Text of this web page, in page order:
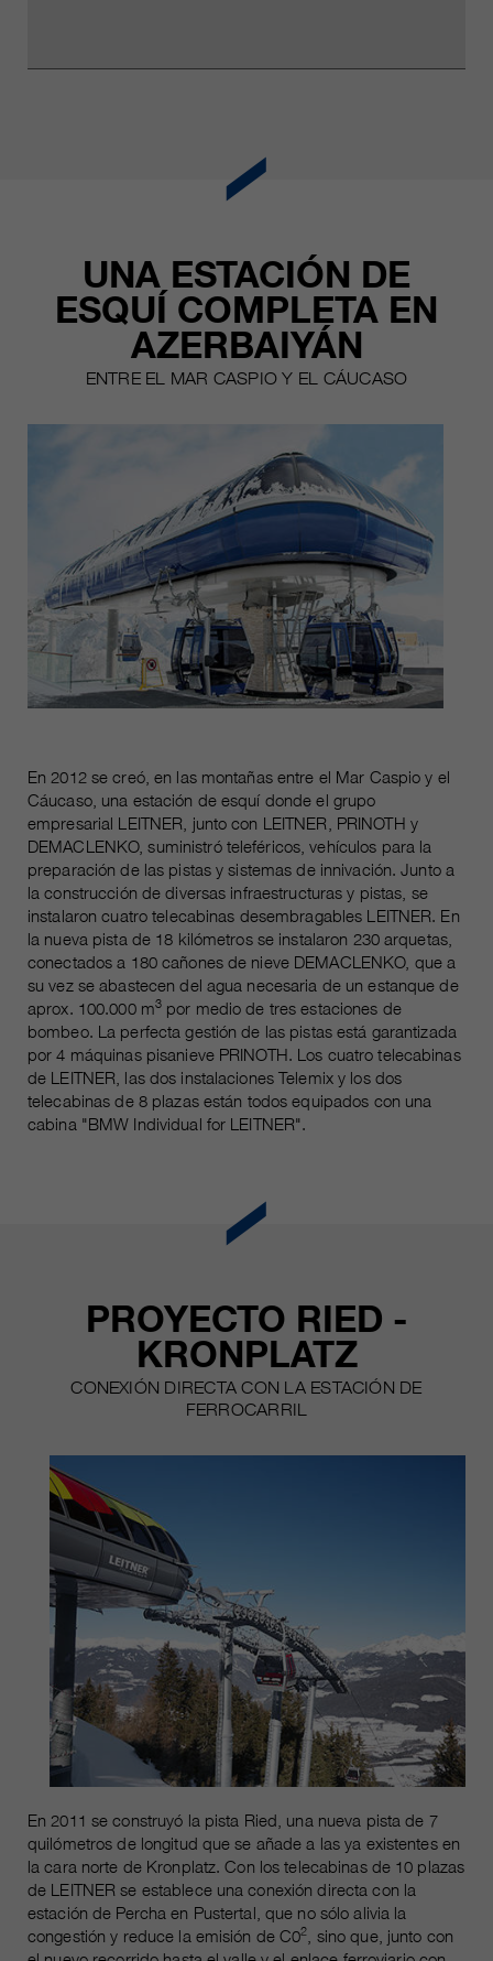
UNA ESTACIÓN DE
ESQUÍ COMPLETA EN
AZERBAIYÁN
ENTRE EL MAR CASPIO Y EL CÁUCASO
En 2012 se creó, en las montañas entre el Mar Caspio y el
Cáucaso, una estación de esquí donde el grupo
empresarial LEITNER, junto con LEITNER, PRINOTH y
DEMACLENKO, suministró teleféricos, vehículos para la
preparación de las pistas y sistemas de innivación. Junto a
la construcción de diversas infraestructuras y pistas, se
instalaron cuatro telecabinas desembragables LEITNER. En
la nueva pista de 18 kilómetros se instalaron 230 arquetas,
conectados a 180 cañones de nieve DEMACLENKO, que a
su vez se abastecen del agua necesaria de un estanque de
aprox. 100.000 m3 por medio de tres estaciones de
bombeo. La perfecta gestión de las pistas está garantizada
por 4 máquinas pisanieve PRINOTH. Los cuatro telecabinas
de LEITNER, las dos instalaciones Telemix y los dos
telecabinas de 8 plazas están todos equipados con una
cabina "BMW Individual for LEITNER".
PROYECTO RIED -
KRONPLATZ
CONEXIÓN DIRECTA CON LA ESTACIÓN DE
FERROCARRIL
En 2011 se construyó la pista Ried, una nueva pista de 7
quilómetros de longitud que se añade a las ya existentes en
la cara norte de Kronplatz. Con los telecabinas de 10 plazas
de LEITNER se establece una conexión directa con la
estación de Percha en Pustertal, que no sólo alivia la
congestión y reduce la emisión de C02, sino que, junto con